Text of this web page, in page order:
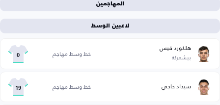
المهاجمين
لاعبين الوسط
هلكورد قيس
بيشمركة خط وسط مهاجم 0
سيداد حاجي خط وسط مهاجم 19